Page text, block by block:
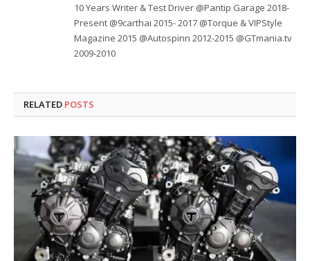
10 Years Writer & Test Driver @Pantip Garage 2018-
Present @9carthai 2015- 2017 @Torque & VIPStyle
Magazine 2015 @Autospinn 2012-2015 @GTmania.tv
2009-2010
RELATED POSTS